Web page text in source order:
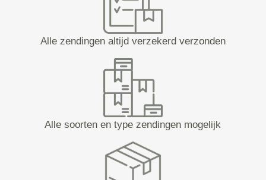
Alle zendingen altijd verzekerd verzonden
Alle soorten en type zendingen mogelijk